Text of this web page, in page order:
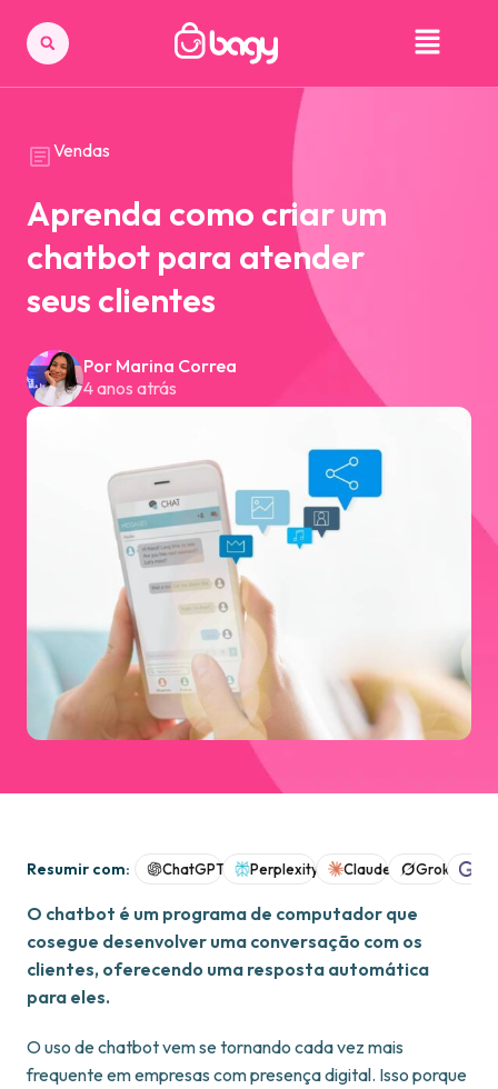
Vendas
Aprenda como criar um
chatbot para atender
seus clientes
Por Marina Correa
4 anos atrás
Resumir com: ChatGPT Perplexity Claude Grok
O chatbot é um programa de computador que
cosegue desenvolver uma conversação com os
clientes, oferecendo uma resposta automática
para eles.
O uso de chatbot vem se tornando cada vez mais
frequente em empresas com presença digital. Isso porque